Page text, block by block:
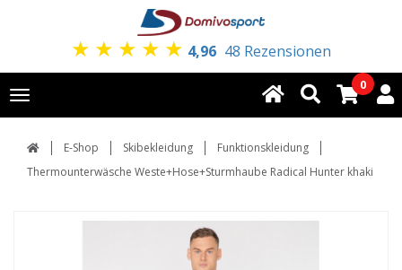
★ ★ ★ ★ ★ 4,96 48 Rezensionen
Toggle
navigation
0
E-Shop Skibekleidung
Funktionskleidung
Thermounterwäsche Weste+Hose+Sturmhaube Radical Hunter khaki